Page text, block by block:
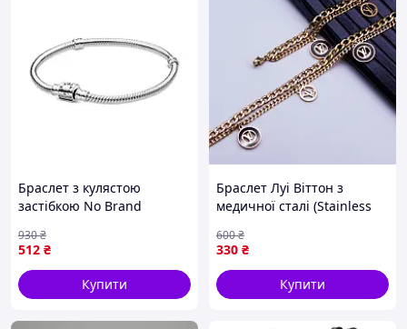
Браслет з кулястою
застібкою No Brand
(2542806449)
512 ₴
930₴
Купити
Браслет Луі Віттон з
медичної сталі (Stainless
330 ₴
600₴
Купити